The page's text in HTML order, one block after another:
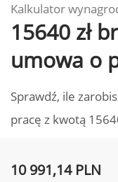
Kalkulator
15640 zł
umowa o
Sprawdź, ile
pracę z kwotą
10 991,14 PLN